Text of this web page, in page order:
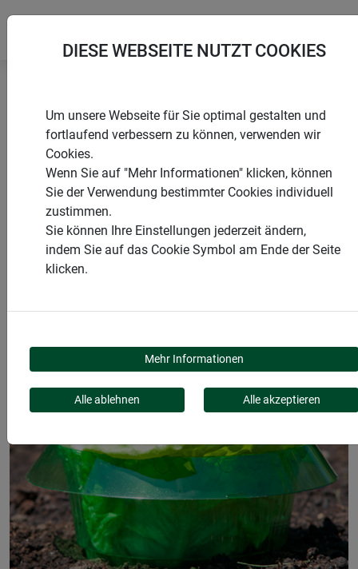
Startseite
Schnecken, Ameisen & Spinnen
Schneckenschutzring
PRODUKTE
DIESE WEBSEITE NUTZT COOKIES
Um unsere Webseite für Sie optimal gestalten und
fortlaufend verbessern zu können, verwenden wir
Cookies.
Wenn Sie auf "Mehr Informationen" klicken, können
Sie der Verwendung bestimmter Cookies individuell
zustimmen.
Sie können Ihre Einstellungen jederzeit ändern,
indem Sie auf das Cookie Symbol am Ende der Seite
klicken.
Mehr Informationen
Alle ablehnen Alle akzeptieren